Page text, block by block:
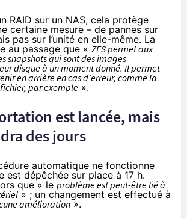
RAID sur un NAS, cela protège
certaine mesure – de pannes sur
pas sur l’unité en elle-même. La
au passage que « ZFS permet aux
snapshots qui sont des images
disque à un moment donné. Il permet
en arrière en cas d’erreur, comme la
par exemple ».
est lancée, mais
des jours
automatique ne fonctionne
est dépêchée sur place à 17 h.
que « le problème est peut-être lié à
» ; un changement est effectué à
amélioration».